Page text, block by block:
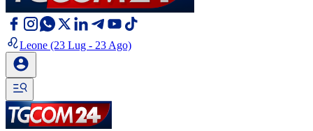
Leone (23 Lug - 23 Ago)